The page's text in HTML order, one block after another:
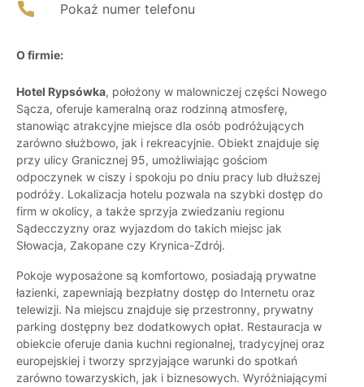
Pokaż numer telefonu
O firmie:
Hotel Rypsówka, położony w malowniczej części Nowego
Sącza, oferuje kameralną oraz rodzinną atmosferę,
stanowiąc atrakcyjne miejsce dla osób podróżujących
zarówno służbowo, jak i rekreacyjnie. Obiekt znajduje się
przy ulicy Granicznej 95, umożliwiając gościom
odpoczynek w ciszy i spokoju po dniu pracy lub dłuższej
podróży. Lokalizacja hotelu pozwala na szybki dostęp do
firm w okolicy, a także sprzyja zwiedzaniu regionu
Sądecczyzny oraz wyjazdom do takich miejsc jak
Słowacja, Zakopane czy Krynica-Zdrój.
Pokoje wyposażone są komfortowo, posiadają prywatne
łazienki, zapewniają bezpłatny dostęp do Internetu oraz
telewizji. Na miejscu znajduje się przestronny, prywatny
parking dostępny bez dodatkowych opłat. Restauracja w
obiekcie oferuje dania kuchni regionalnej, tradycyjnej oraz
europejskiej i tworzy sprzyjające warunki do spotkań
zarówno towarzyskich, jak i biznesowych. Wyróżniającymi